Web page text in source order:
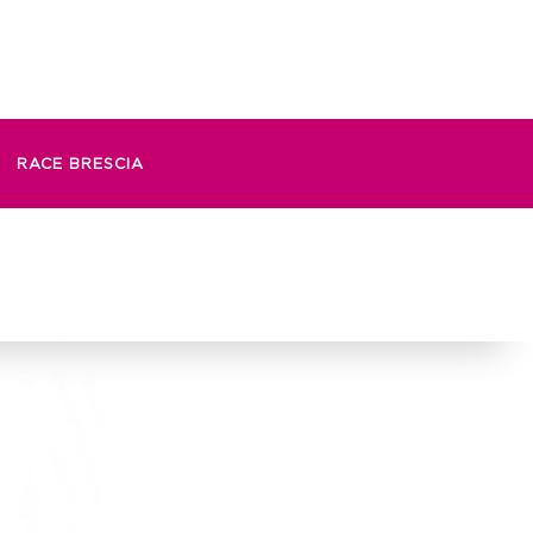
RACE BRESCIA